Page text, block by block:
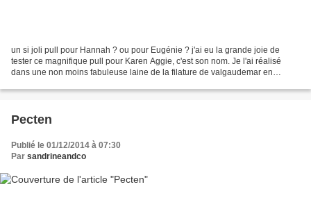
un si joli pull pour Hannah ? ou pour Eugénie ? j'ai eu la grande joie de
tester ce magnifique pull pour Karen Aggie, c'est son nom. Je l'ai réalisé
dans une non moins fabuleuse laine de la filature de valgaudemar en
Pecten
Publié le 01/12/2014 à 07:30
Par sandrineandco